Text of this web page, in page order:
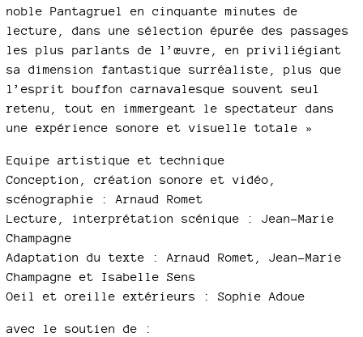
noble Pantagruel en cinquante minutes de
lecture, dans une sélection épurée des passages
les plus parlants de l’œuvre, en priviliégiant
sa dimension fantastique surréaliste, plus que
l’esprit bouffon carnavalesque souvent seul
retenu, tout en immergeant le spectateur dans
une expérience sonore et visuelle totale »
Equipe artistique et technique
Conception, création sonore et vidéo,
scénographie : Arnaud Romet
Lecture, interprétation scénique : Jean-Marie
Champagne
Adaptation du texte : Arnaud Romet, Jean-Marie
Champagne et Isabelle Sens
Oeil et oreille extérieurs : Sophie Adoue
avec le soutien de :